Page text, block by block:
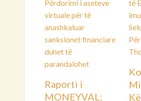
Raporti i
MONEYVAL: